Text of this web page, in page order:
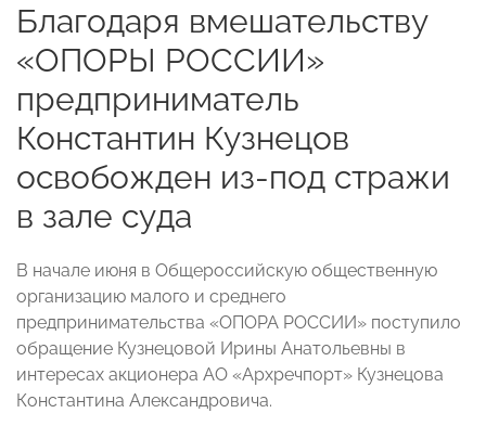
Благодаря вмешательству
«ОПОРЫ РОССИИ»
предприниматель
Константин Кузнецов
освобожден из-под стражи
в зале суда
В начале июня в Общероссийскую общественную
организацию малого и среднего
предпринимательства «ОПОРА РОССИИ» поступило
обращение Кузнецовой Ирины Анатольевны в
интересах акционера АО «Архречпорт» Кузнецова
Константина Александровича.